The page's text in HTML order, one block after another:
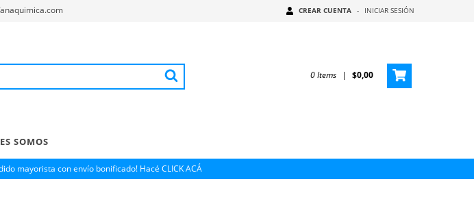
CREAR CUENTA - INICIAR SESIÓN
0Items | $0,00
SOMOS
mayorista con envío bonificado! Hacé CLICK ACÁ